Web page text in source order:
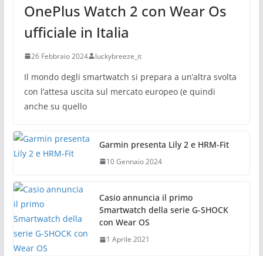
OnePlus Watch 2 con Wear Os
ufficiale in Italia
26 Febbraio 2024 luckybreeze_it
Il mondo degli smartwatch si prepara a un’altra svolta
con l’attesa uscita sul mercato europeo (e quindi
anche su quello
Garmin presenta Lily 2 e HRM-Fit
10 Gennaio 2024
Casio annuncia il primo
Smartwatch della serie G-SHOCK
con Wear OS
1 Aprile 2021